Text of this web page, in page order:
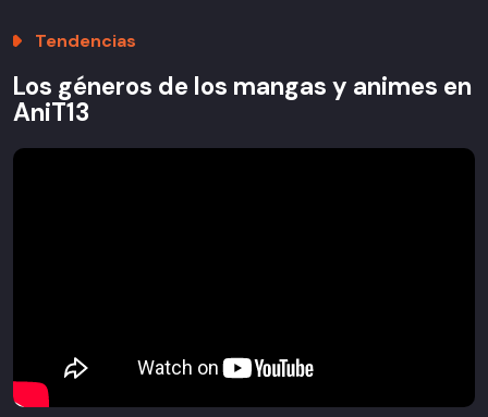
Tendencias
Los géneros de los mangas y animes en
AniT13